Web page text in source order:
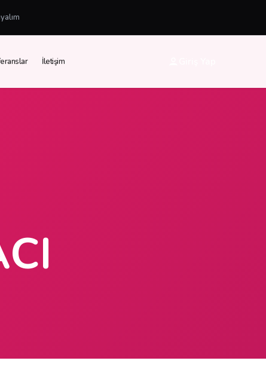
İletişim